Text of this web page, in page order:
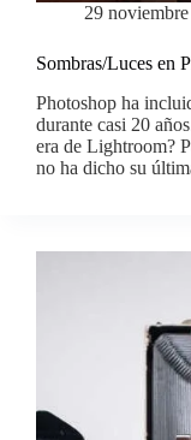
29
Sombras/Luces en
Photoshop ha
durante casi 20
era de Lightroom?
no ha dicho su